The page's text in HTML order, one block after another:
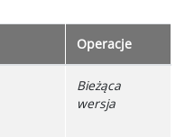
Operacje
Bieżąca
wersja